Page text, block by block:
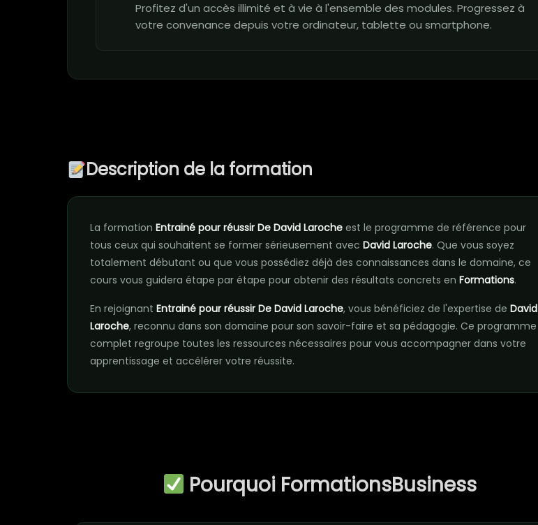
Profitez d'un accès illimité et à vie à l'ensemble des modules. Progressez à
votre convenance depuis votre ordinateur, tablette ou smartphone.
Description de la formation
La formation Entrainé pour réussir De David Laroche est le programme de référence pour
tous ceux qui souhaitent se former sérieusement avec David Laroche. Que vous soyez
totalement débutant ou que vous possédiez déjà des connaissances dans le domaine, ce
cours vous guidera étape par étape pour obtenir des résultats concrets en Formations.
En rejoignant Entrainé pour réussir De David Laroche, vous bénéficiez de l'expertise de David
Laroche, reconnu dans son domaine pour son savoir-faire et sa pédagogie. Ce programme
complet regroupe toutes les ressources nécessaires pour vous accompagner dans votre
apprentissage et accélérer votre réussite.
Pourquoi FormationsBusiness